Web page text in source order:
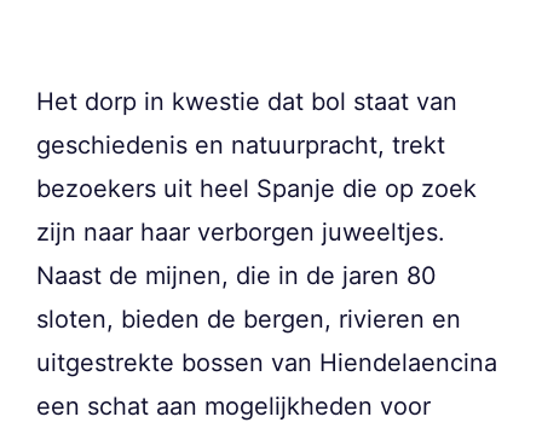
Het dorp in kwestie dat bol staat van
geschiedenis en natuurpracht, trekt
bezoekers uit heel Spanje die op zoek
zijn naar haar verborgen juweeltjes.
Naast de mijnen, die in de jaren 80
sloten, bieden de bergen, rivieren en
uitgestrekte bossen van Hiendelaencina
een schat aan mogelijkheden voor